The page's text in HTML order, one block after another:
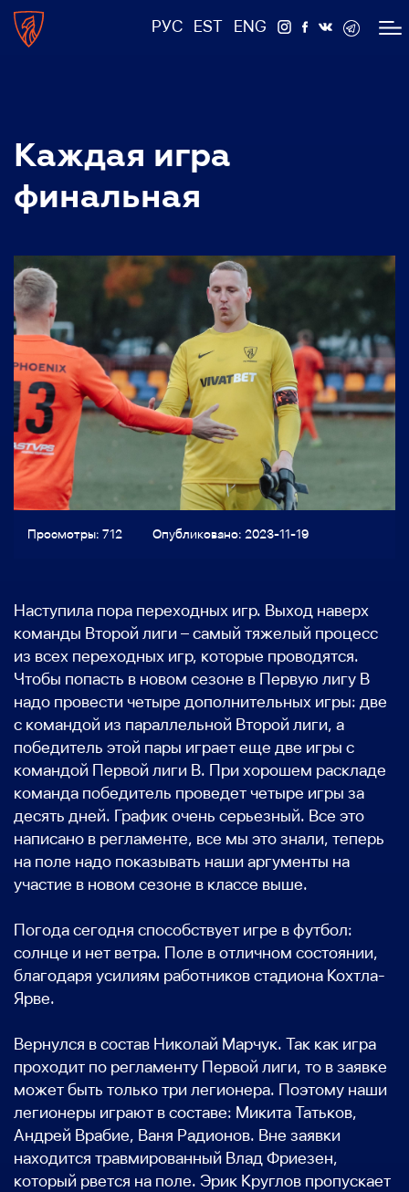
РУС EST ENG
Каждая игра
финальная
Просмотры: 712 Опубликовано: 2023-11-19
Наступила пора переходных игр. Выход наверх
команды Второй лиги – самый тяжелый процесс
из всех переходных игр, которые проводятся.
Чтобы попасть в новом сезоне в Первую лигу В
надо провести четыре дополнительных игры: две
с командой из параллельной Второй лиги, а
победитель этой пары играет еще две игры с
командой Первой лиги В. При хорошем раскладе
команда победитель проведет четыре игры за
десять дней. График очень серьезный. Все это
написано в регламенте, все мы это знали, теперь
на поле надо показывать наши аргументы на
участие в новом сезоне в классе выше.
Погода сегодня способствует игре в футбол:
солнце и нет ветра. Поле в отличном состоянии,
благодаря усилиям работников стадиона Кохтла-
Ярве.
Вернулся в состав Николай Марчук. Так как игра
проходит по регламенту Первой лиги, то в заявке
может быть только три легионера. Поэтому наши
легионеры играют в составе: Микита Татьков,
Андрей Врабие, Ваня Радионов. Вне заявки
находится травмированный Влад Фриезен,
который рвется на поле. Эрик Круглов пропускает